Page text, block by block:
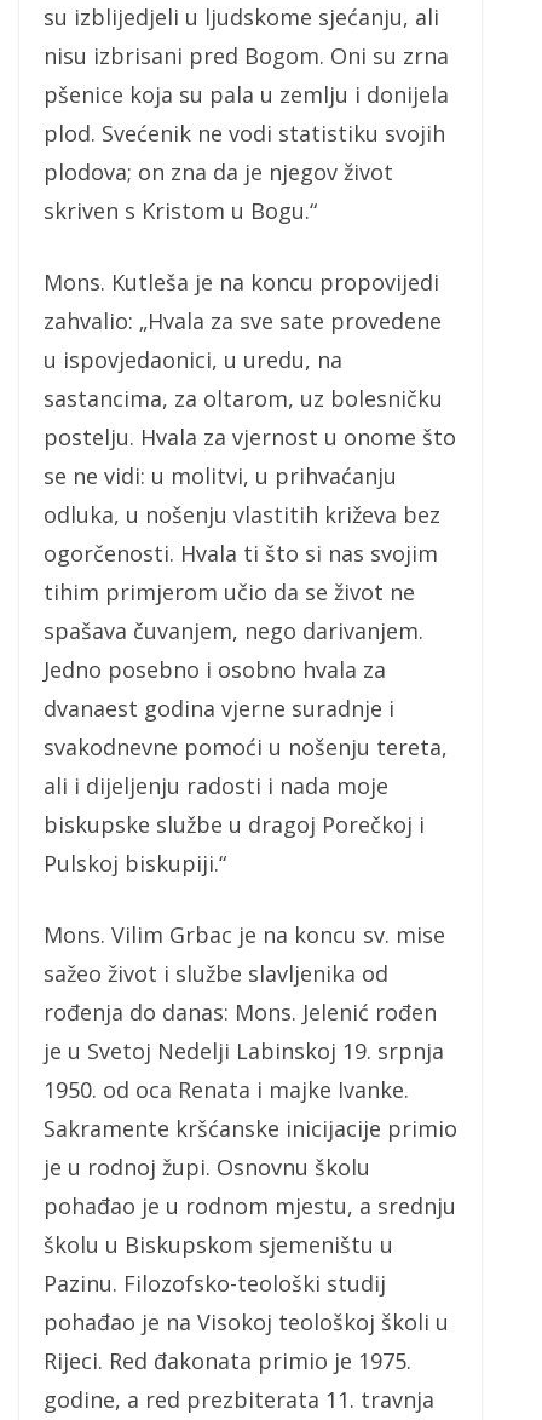
su izblijedjeli u ljudskome sjećanju, ali
nisu izbrisani pred Bogom. Oni su zrna
pšenice koja su pala u zemlju i donijela
plod. Svećenik ne vodi statistiku svojih
plodova; on zna da je njegov život
skriven s Kristom u Bogu.“
Mons. Kutleša je na koncu propovijedi
zahvalio: „Hvala za sve sate provedene
u ispovjedaonici, u uredu, na
sastancima, za oltarom, uz bolesničku
postelju. Hvala za vjernost u onome što
se ne vidi: u molitvi, u prihvaćanju
odluka, u nošenju vlastitih križeva bez
ogorčenosti. Hvala ti što si nas svojim
tihim primjerom učio da se život ne
spašava čuvanjem, nego darivanjem.
Jedno posebno i osobno hvala za
dvanaest godina vjerne suradnje i
svakodnevne pomoći u nošenju tereta,
ali i dijeljenju radosti i nada moje
biskupske službe u dragoj Porečkoj i
Pulskoj biskupiji.“
Mons. Vilim Grbac je na koncu sv. mise
sažeo život i službe slavljenika od
rođenja do danas: Mons. Jelenić rođen
je u Svetoj Nedelji Labinskoj 19. srpnja
1950. od oca Renata i majke Ivanke.
Sakramente kršćanske inicijacije primio
je u rodnoj župi. Osnovnu školu
pohađao je u rodnom mjestu, a srednju
školu u Biskupskom sjemeništu u
Pazinu. Filozofsko-teološki studij
pohađao je na Visokoj teološkoj školi u
Rijeci. Red đakonata primio je 1975.
godine, a red prezbiterata 11. travnja